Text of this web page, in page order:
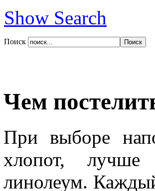
Show Search
Поиск
Чем
При выборе
хлопот, лучше
линолеум.